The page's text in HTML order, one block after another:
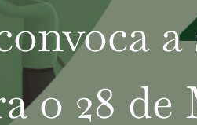
a
o 28 de